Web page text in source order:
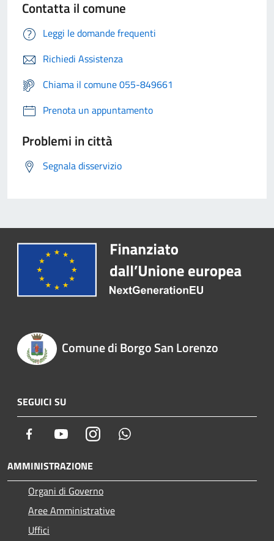
Contatta il comune
Leggi le domande frequenti
Richiedi Assistenza
Chiama il comune 055-849661
Prenota un appuntamento
Problemi in città
Segnala disservizio
Comune di Borgo San Lorenzo
SEGUICI SU
Facebook YoutubeInstagram
AMMINISTRAZIONE
Organi di Governo
Aree Amministrative
Uffici